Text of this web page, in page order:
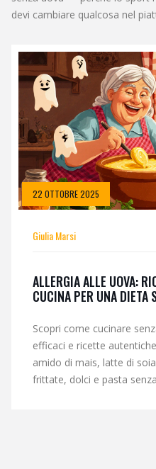
devi cambiare qualcosa nel
22 OTTOBRE 2025
Giulia Marsi
ALLERGIA ALLE UOVA:
CUCINA PER UNA DIETA
Scopri come cucinare
efficaci e ricette
amido di mais, latte di
frittate, dolci e pasta